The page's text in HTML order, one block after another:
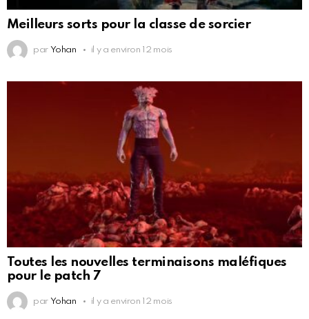
Meilleurs sorts pour la classe de sorcier
par Yohan il y a environ 12 mois
Toutes les nouvelles terminaisons maléfiques
pour le patch 7
par Yohan il y a environ 12 mois